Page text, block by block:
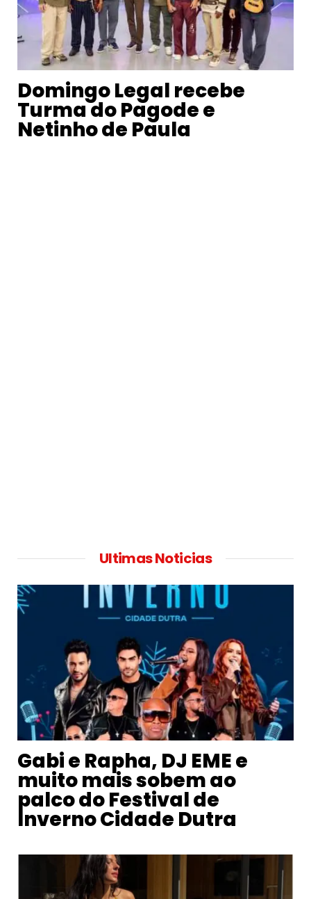
Domingo Legal recebe
Turma do Pagode e
Netinho de Paula
Ultimas Noticias
Gabi e Rapha, DJ EME e
muito mais sobem ao
palco do Festival de
Inverno Cidade Dutra